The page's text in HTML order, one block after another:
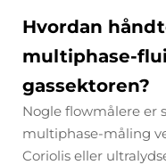
Hvordan
multiphase-
gassektoren?
Nogle flowmålere er
multiphase-måling
Coriolis eller